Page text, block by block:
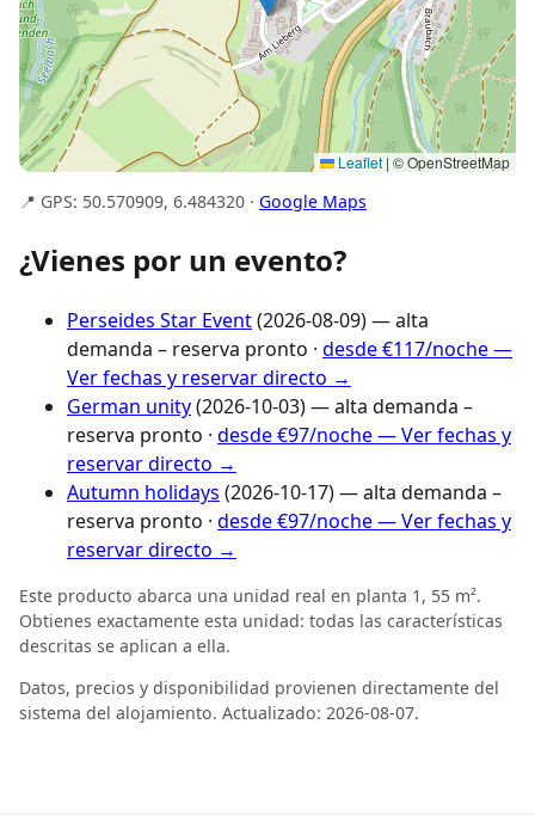
Leaflet | © OpenStreetMap
📍 GPS: 50.570909, 6.484320 · Google Maps
¿Vienes por un evento?
Perseides Star Event(2026-08-09) — alta
demanda – reserva pronto · desde €117/noche —
Ver fechas y reservar directo →
German unity(2026-10-03) — alta demanda –
reserva pronto · desde €97/noche — Ver fechas y
reservar directo →
Autumn holidays (2026-10-17) — alta demanda –
reserva pronto · desde €97/noche — Ver fechas y
reservar directo →
Este producto abarca una unidad real en planta 1, 55 m².
Obtienes exactamente esta unidad: todas las características
descritas se aplican a ella.
Datos, precios y disponibilidad provienen directamente del
sistema del alojamiento. Actualizado: 2026-08-07.